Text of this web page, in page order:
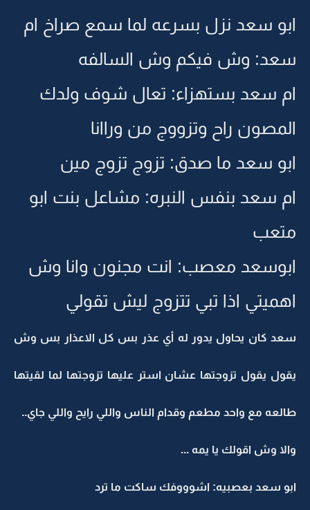
ابو سعد نزل بسرعه لما سمع صراخ ام
سعد: وش فيكم وش السالفه
ام سعد بستهزاء: تعال شوف ولدك
المصون راح وتزووج من وراانا
ابو سعد ما صدق: تزوج تزوج مين
ام سعد بنفس النبره: مشاعل بنت ابو
متعب
ابوسعد معصب: انت مجنون وانا وش
اهميتي اذا تبي تتزوج ليش تقولي
سعد كان يحاول يدور له أي عذر بس كل الاعذار بس وش
يقول يقول تزوجتها عشان استر عليها تزوجتها لما لقيتها
طالعه مع واحد مطعم وقدام الناس واللي رايح واللي جاي..
والا وش اقولك يا يمه ...
ابو سعد بعصبيه: اشوووفك ساكت ما ترد